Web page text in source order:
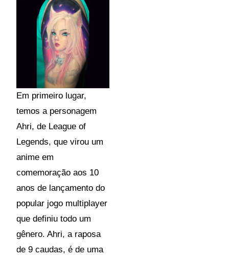
Em primeiro lugar,
temos a personagem
Ahri, de League of
Legends, que virou um
anime em
comemoração aos 10
anos de lançamento do
popular jogo multiplayer
que definiu todo um
gênero. Ahri, a raposa
de 9 caudas, é de uma